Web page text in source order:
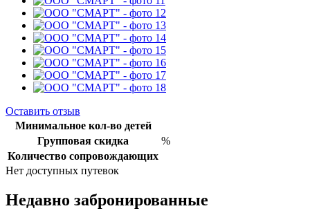
Оставить отзыв
Минимальное кол-во детей
Групповая скидка
%
Количество сопровождающих
Нет доступных путевок
Недавно забронированные